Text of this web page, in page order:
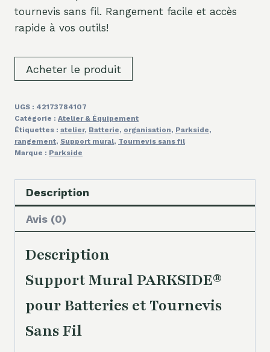
tournevis sans fil. Rangement facile et accès
rapide à vos outils!
Acheter le produit
UGS : 42173784107
Catégorie : Atelier & Équipement
Étiquettes : atelier, Batterie, organisation, Parkside,
rangement, Support mural, Tournevis sans fil
Marque : Parkside
Description
Avis (0)
Description
Support Mural PARKSIDE®
pour Batteries et Tournevis
Sans Fil